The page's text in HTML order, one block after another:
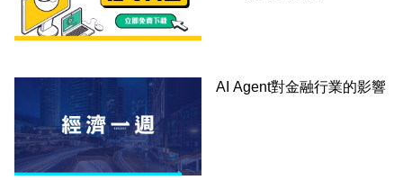
AI Agent對金融行業的影響